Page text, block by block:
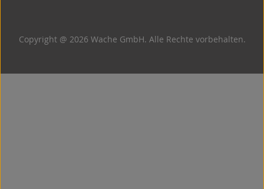
Copyright @ 2026 Wache GmbH. Alle Rechte vorbehalten.